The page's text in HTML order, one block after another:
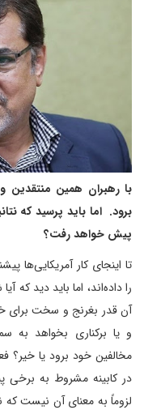
با رهبران همین
برود. اما باید پرسید که
پیش خواهد رفت؟
تا اینجای کار آمریکایی‌ها
را داده‌اند، اما باید دید
آن قدر بغرنج و سخت برای
و یا برکناری بخواهد به
مخالفین خود برود یا خیر؟
در کابینه مشروط به
لزوماً به معنای آن نیست که